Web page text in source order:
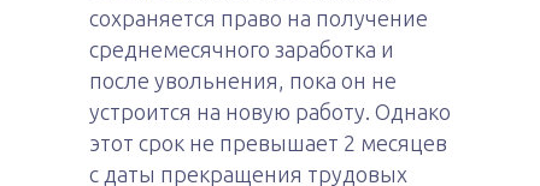
сохраняется право на получение
среднемесячного заработка и
после увольнения, пока он не
устроится на новую работу. Однако
этот срок не превышает 2 месяцев
с даты прекращения трудовых